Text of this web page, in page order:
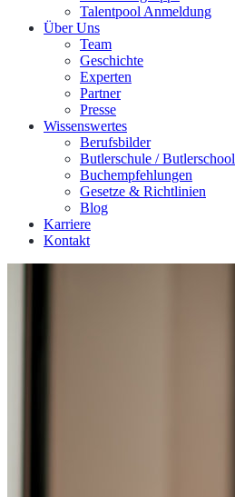
Talentpool Anmeldung
Über Uns
Team
Geschichte
Experten
Partner
Presse
Wissenswertes
Berufsbilder
Butlerschule / Butlerschool
Buchempfehlungen
Gesetze & Richtlinien
Blog
Karriere
Kontakt